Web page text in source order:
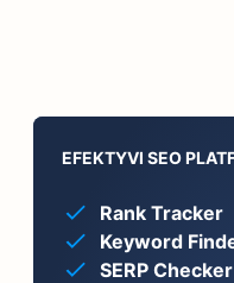
EFEKTYVI SEO
Rank Tracker
Keyword
SERP Checker